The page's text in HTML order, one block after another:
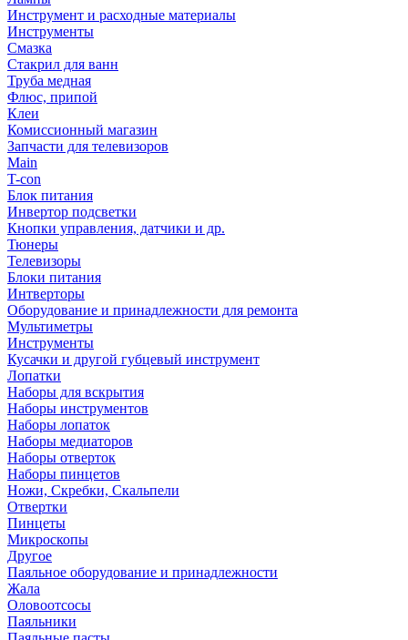
Инструмент и расходные материалы
Инструменты
Смазка
Стакрил для ванн
Труба медная
Флюс, припой
Клеи
Комиссионный магазин
Запчасти для телевизоров
Main
T-con
Блок питания
Инвертор подсветки
Кнопки управления, датчики и др.
Тюнеры
Телевизоры
Блоки питания
Интверторы
Оборудование и принадлежности для ремонта
Мультиметры
Инструменты
Кусачки и другой губцевый инструмент
Лопатки
Наборы для вскрытия
Наборы инструментов
Наборы лопаток
Наборы медиаторов
Наборы отверток
Наборы пинцетов
Ножи, Скребки, Скальпели
Отвертки
Пинцеты
Микроскопы
Другое
Паяльное оборудование и принадлежности
Жала
Оловоотсосы
Паяльники